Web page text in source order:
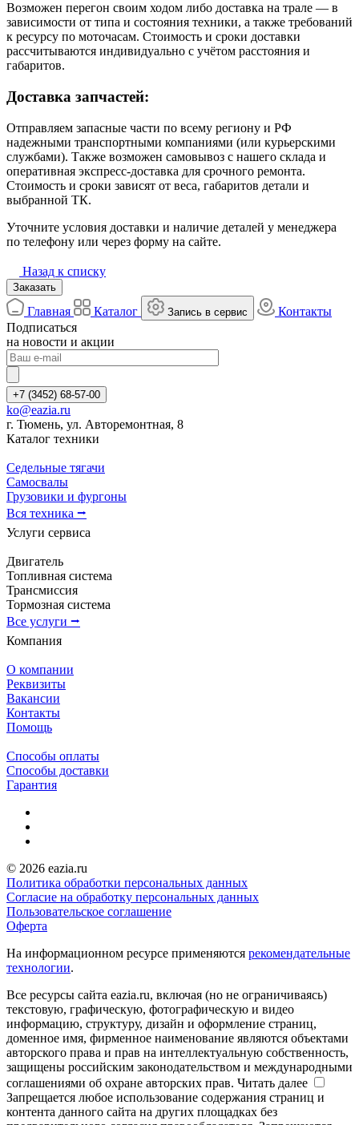
Возможен перегон своим ходом либо доставка на трале — в
зависимости от типа и состояния техники, а также требований
к ресурсу по моточасам. Стоимость и сроки доставки
рассчитываются индивидуально с учётом расстояния и
габаритов.
Доставка запчастей:
Отправляем запасные части по всему региону и РФ
надежными транспортными компаниями (или курьерскими
службами). Также возможен самовывоз с нашего склада и
оперативная экспресс-доставка для срочного ремонта.
Стоимость и сроки зависят от веса, габаритов детали и
выбранной ТК.
Уточните условия доставки и наличие деталей у менеджера
по телефону или через форму на сайте.
Назад к списку
Заказать
Главная Каталог Запись в сервис
Контакты
Подписаться
на новости и акции
+7 (3452) 68-57-00
ko@eazia.ru
г. Тюмень, ул. Авторемонтная, 8
Каталог техники
Седельные тягачи
Самосвалы
Грузовики и фургоны
Вся техника ⭢
Услуги сервиса
Двигатель
Топливная система
Трансмиссия
Тормозная система
Все услуги ⭢
Компания
О компании
Реквизиты
Вакансии
Контакты
Помощь
Способы оплаты
Способы доставки
Гарантия
© 2026 eazia.ru
Политика обработки персональных данных
Согласие на обработку персональных данных
Пользовательское соглашение
Оферта
На информационном ресурсе применяются рекомендательные
технологии.
Все ресурсы сайта eazia.ru, включая (но не ограничиваясь)
текстовую, графическую, фотографическую и видео
информацию, структуру, дизайн и оформление страниц,
доменное имя, фирменное наименование являются объектами
авторского права и прав на интеллектуальную собственность,
защищены российским законодательством и международными
соглашениями об охране авторских прав. Читать далее
Запрещается любое использование содержания страниц и
контента данного сайта на других площадках без